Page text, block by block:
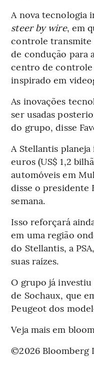
A nova tecnologia
steer by wire, em
controle transmite
de condução para
centro de
inspirado em
As inovações
ser usadas
do grupo, disse
A Stellantis
euros (US$ 1,2
automóveis em
disse o presidente
semana.
Isso reforçará
em uma região
do Stellantis, a
suas raízes.
O grupo já
de Sochaux, que
Peugeot dos
Veja mais em
©2026 Bloomberg